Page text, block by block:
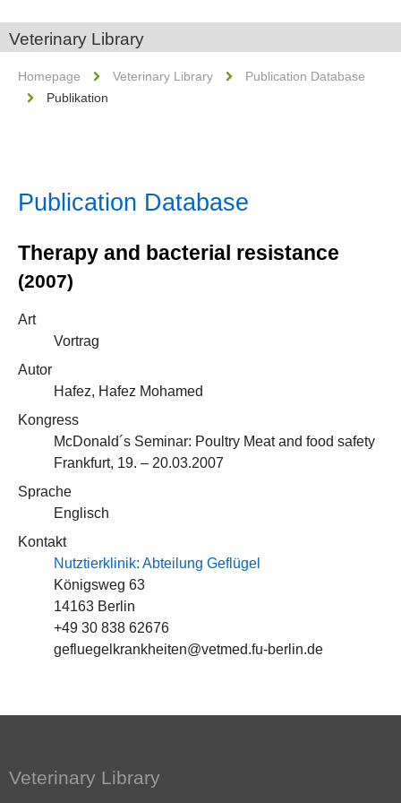
Veterinary Library
Homepage Veterinary Library
Publication Database
Publikation
Publication Database
Therapy and bacterial resistance
(2007)
Art
Vortrag
Autor
Hafez, Hafez Mohamed
Kongress
McDonald´s Seminar: Poultry Meat and food safety
Frankfurt, 19. – 20.03.2007
Sprache
Englisch
Kontakt
Nutztierklinik: Abteilung Geflügel
Königsweg 63
14163 Berlin
+49 30 838 62676
gefluegelkrankheiten@vetmed.fu-berlin.de
Veterinary Library